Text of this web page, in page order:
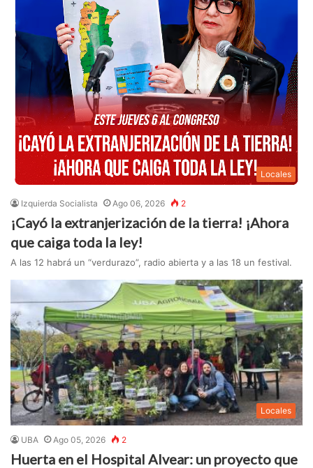
Locales
Izquierda Socialista Ago 06, 2026 2
¡Cayó la extranjerización de la tierra! ¡Ahora
que caiga toda la ley!
A las 12 habrá un “verdurazo”, radio abierta y a las 18 un festival.
Locales
UBA Ago 05, 2026 2
Huerta en el Hospital Alvear: un proyecto que